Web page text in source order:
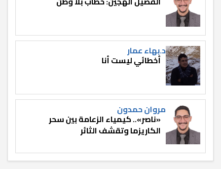
د.بهاء عمار
أخطائي ليست أنا
مروان حمدون
«ناصر».. كيمياء الزعامة بين سحر
الكاريزما وتقشف الثائر